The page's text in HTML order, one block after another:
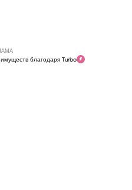
благодаря Turbo